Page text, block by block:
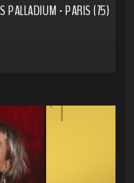
PALLADIUM - PARIS (75)